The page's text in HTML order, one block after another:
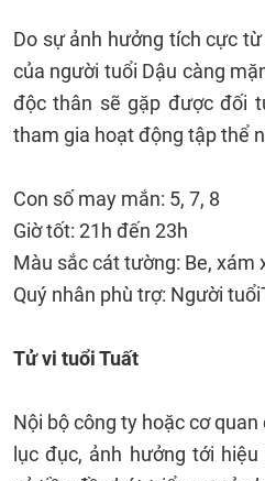
Do sự ảnh hưởng tích cực
của người tuổi Dậu càng
độc thân sẽ gặp được đối
tham gia hoạt động tập thể
Con số may mắn: 5, 7, 8
Giờ tốt: 21h đến 23h
Màu sắc cát tường: Be, xám
Quý nhân phù trợ: Người
Tử vi tuổi Tuất
Nội bộ công ty hoặc cơ
lục đục, ảnh hưởng tới